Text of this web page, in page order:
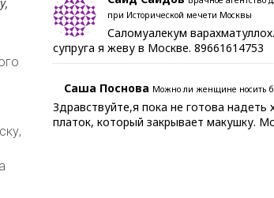
при Исторической мечети Москвы
Саломуалекум
супруга я жеву в Москве. 89661614753
Саша Поснова Можно ли женщине носить
Здравствуйте,я пока не готова
платок, который закрывает макушку.